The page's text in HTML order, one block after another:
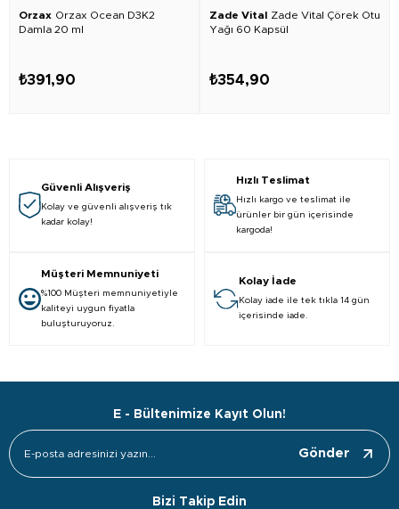
Orzax Orzax Ocean D3K2
Damla 20 ml
₺391,90
Zade Vital Zade Vital Çörek Otu
Yağı 60 Kapsül
₺354,90
Güvenli Alışveriş
Kolay ve güvenli alışveriş tık
kadar kolay!
Hızlı Teslimat
Hızlı kargo ve teslimat ile
ürünler bir gün içerisinde
kargoda!
Müşteri Memnuniyeti
%100 Müşteri memnuniyetiyle
kaliteyi uygun fiyatla
buluşturuyoruz.
Kolay İade
Kolay iade ile tek tıkla 14 gün
içerisinde iade.
E - Bültenimize Kayıt Olun!
Gönder
Bizi Takip Edin